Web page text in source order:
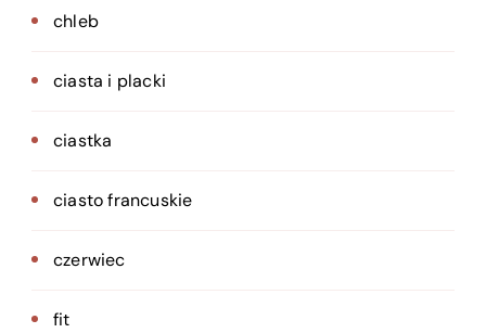
chleb
ciasta i placki
ciastka
ciasto francuskie
czerwiec
fit